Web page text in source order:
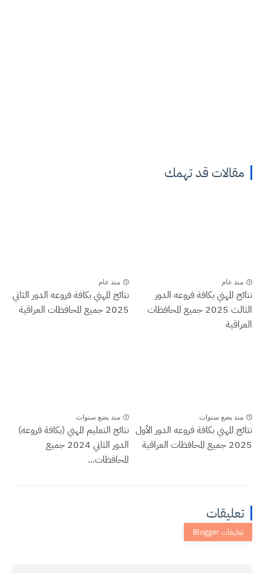
مقالات قد تهمك
منذ عام
نتائج المهني بكافة فروعه الدور
الثالث 2025 جميع المحافظات
العراقية
منذ عام
نتائج المهني بكافة فروعه الدور الثاني
2025 جميع المحافظات العراقية
منذ بضع سنوات
نتائج المهني بكافة فروعه الدور الأول
2025 جميع المحافظات العراقية
منذ بضع سنوات
نتائج التعليم المهني (بكافة فروعه)
الدور الثاني 2024 جميع
المحافظات...
تعليقات